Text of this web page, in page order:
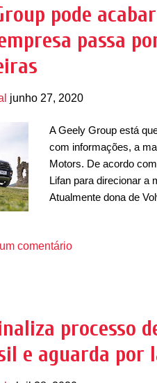
com o que é
transmitidas para o
pode
passa
junho 27, 2020
A Geely Group está
com informações, a
Motors. De acordo
Lifan para direcionar a
Atualmente dona de
dificuldades
para a redução de
complicar ainda mais
comentário
processo
e aguarda por